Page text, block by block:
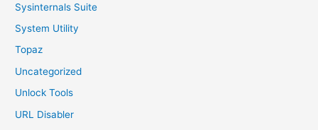
Sysinternals Suite
System Utility
Topaz
Uncategorized
Unlock Tools
URL Disabler